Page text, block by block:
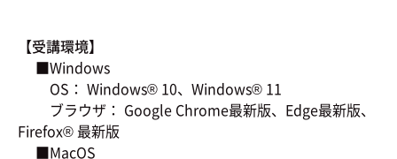
【受講環境】
■Windows
OS： Windows® 10、Windows® 11
ブラウザ： Google Chrome最新版、Edge最新版、
Firefox® 最新版
■MacOS